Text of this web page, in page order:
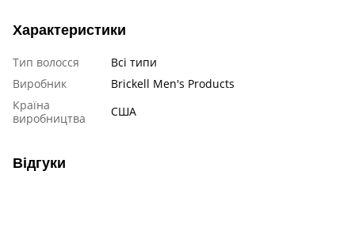
Характеристики
Тип волосся
Всі типи
Виробник
Brickell Men's Products
Країна
виробництва
США
Відгуки